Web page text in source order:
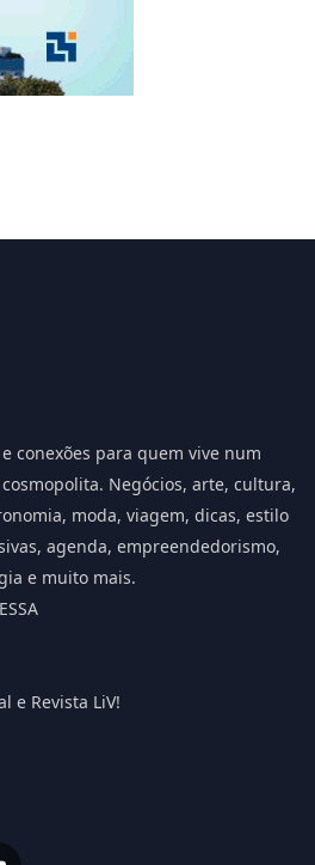
conexões para quem vive num
Negócios, arte, cultura,
moda, viagem, dicas, estilo
agenda, empreendedorismo,
e muito mais.
e Revista LiV!